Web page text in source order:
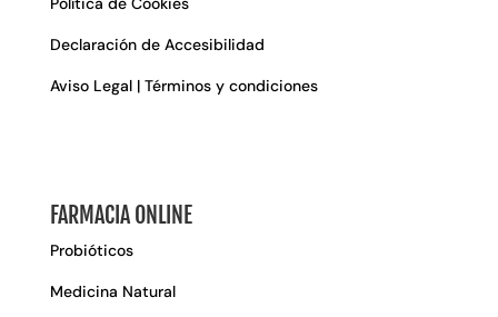
Declaración de Accesibilidad
Aviso Legal | Términos y condiciones
FARMACIA ONLINE
Probióticos
Medicina Natural